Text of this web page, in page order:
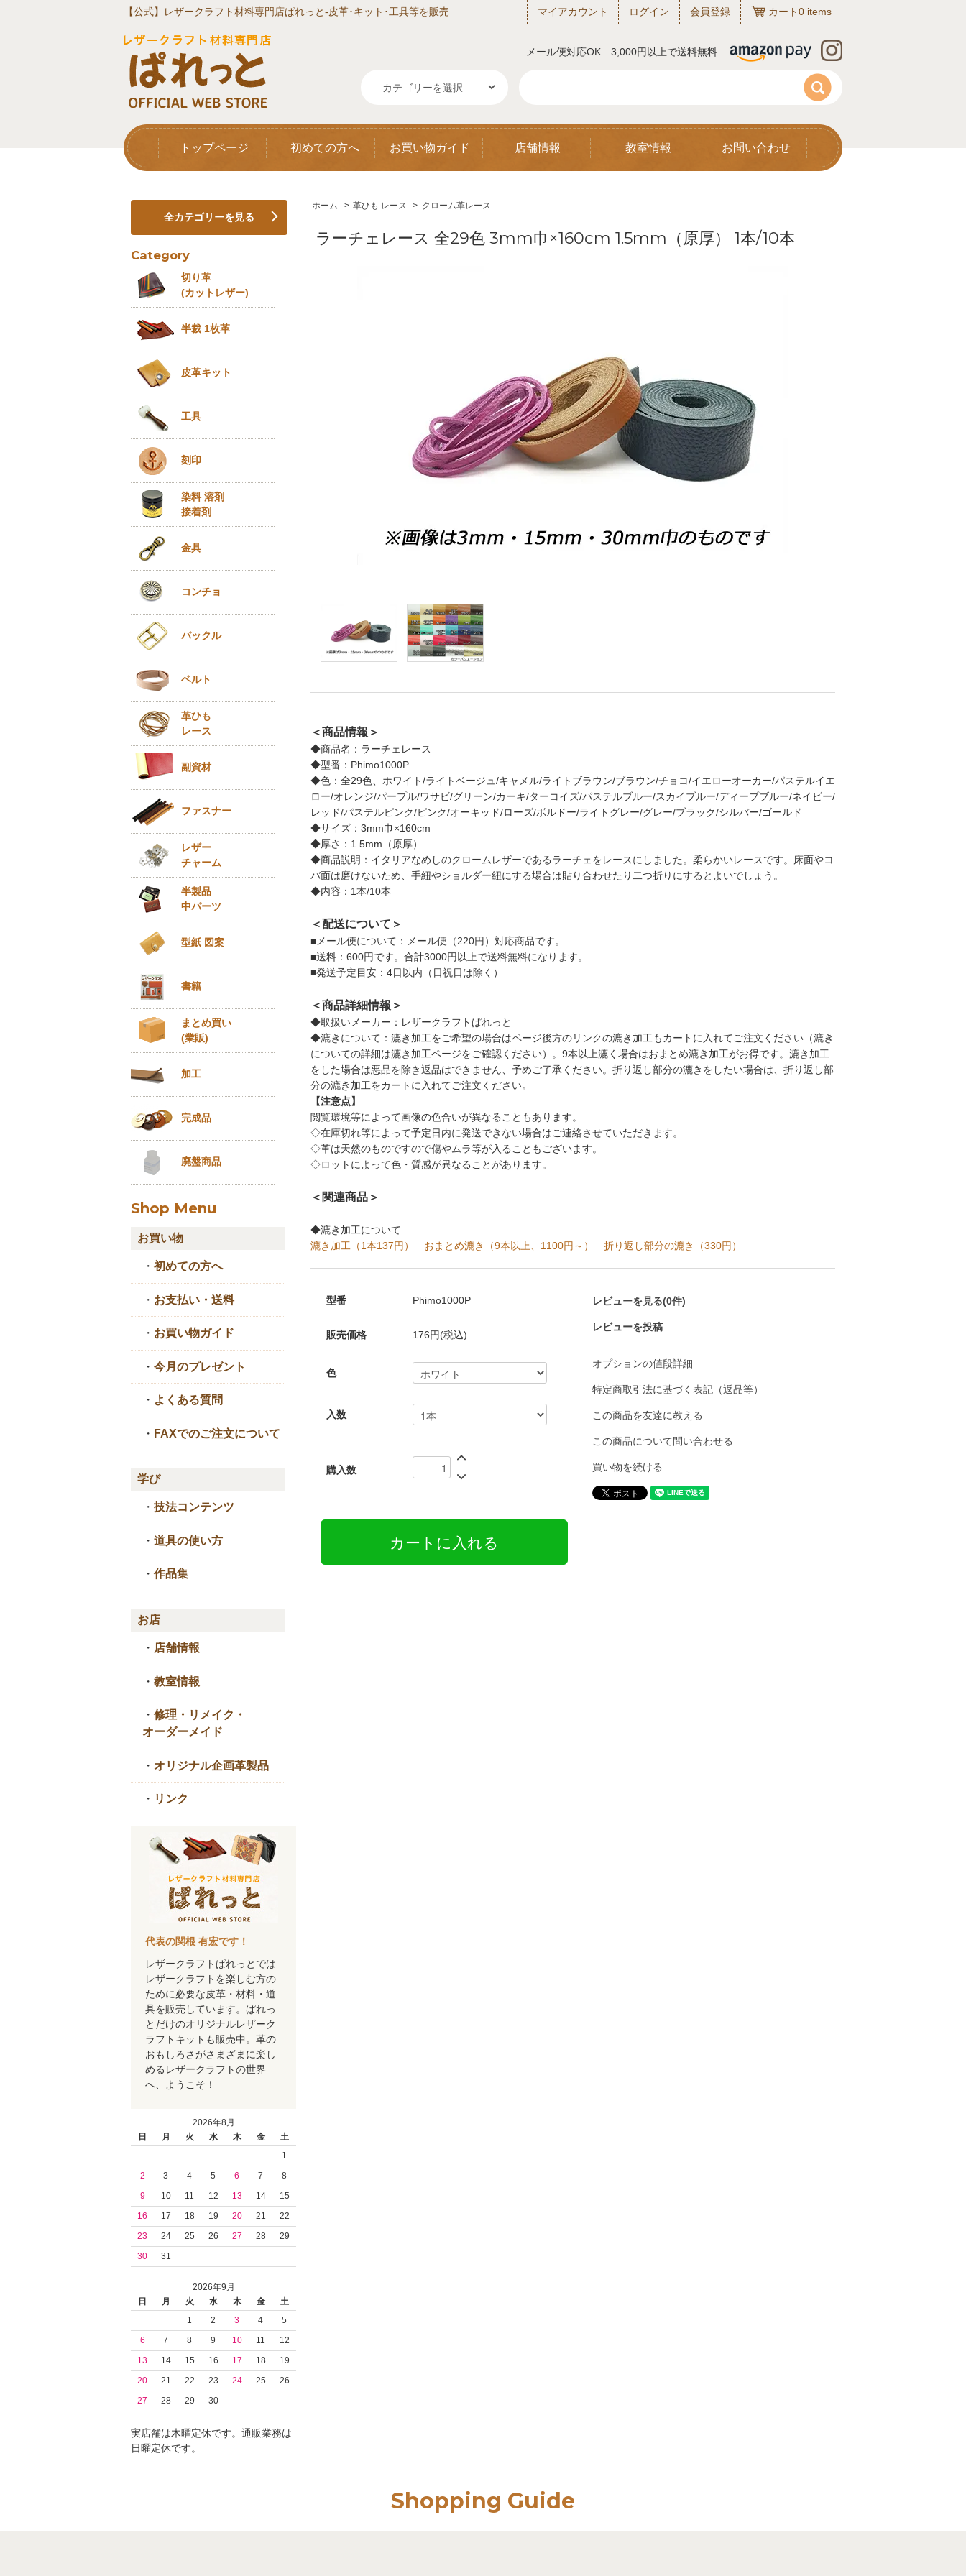
【公式】レザークラフト材料専門店ぱれっと‐皮革･キット･工具等を販売 マイアカウント ログイン 会員登録 カート0 items
メール便対応OK 3,000円以上で送料無料
トップページ 初めての方へ お買い物ガイド 店舗情報 教室情報 お問い合わせ
ホーム > 革ひも レース > クローム革レース
ラーチェレース 全29色 3mm巾×160cm 1.5mm（原厚） 1本/10本
＜商品情報＞
◆商品名：ラーチェレース
◆型番：Phimo1000P
◆色：全29色、ホワイト/ライトベージュ/キャメル/ライトブラウン/ブラウン/チョコ/イエローオーカー/パステルイエ
ロー/オレンジ/パープル/ワサビ/グリーン/カーキ/ターコイズ/パステルブルー/スカイブルー/ディープブルー/ネイビー/
レッド/パステルピンク/ピンク/オーキッド/ローズ/ボルドー/ライトグレー/グレー/ブラック/シルバー/ゴールド
◆サイズ：3mm巾×160cm
◆厚さ：1.5mm（原厚）
◆商品説明：イタリアなめしのクロームレザーであるラーチェをレースにしました。柔らかいレースです。床面やコ
バ面は磨けないため、手紐やショルダー紐にする場合は貼り合わせたり二つ折りにするとよいでしょう。
◆内容：1本/10本
＜配送について＞
■メール便について：メール便（220円）対応商品です。
■送料：600円です。合計3000円以上で送料無料になります。
■発送予定目安：4日以内（日祝日は除く）
＜商品詳細情報＞
◆取扱いメーカー：レザークラフトぱれっと
◆漉きについて：漉き加工をご希望の場合はページ後方のリンクの漉き加工もカートに入れてご注文ください（漉き
についての詳細は漉き加工ページをご確認ください）。9本以上漉く場合はおまとめ漉き加工がお得です。漉き加工
をした場合は悪品を除き返品はできません、予めご了承ください。折り返し部分の漉きをしたい場合は、折り返し部
分の漉き加工をカートに入れてご注文ください。
【注意点】
閲覧環境等によって画像の色合いが異なることもあります。
◇在庫切れ等によって予定日内に発送できない場合はご連絡させていただきます。
◇革は天然のものですので傷やムラ等が入ることもございます。
◇ロットによって色・質感が異なることがあります。
＜関連商品＞
◆漉き加工について
漉き加工（1本137円）
おまとめ漉き（9本以上、1100円～） 折り返し部分の漉き（330円）
型番 Phimo1000P
販売価格 176円(税込)
色
入数
購入数
レビューを見る(0件)
レビューを投稿
オプションの値段詳細
特定商取引法に基づく表記（返品等）
この商品を友達に教える
この商品について問い合わせる
買い物を続ける
全カテゴリーを見る
Category
切り革
(カットレザー)
半裁 1枚革
皮革キット
工具
刻印
染料 溶剤
接着剤
金具
コンチョ
バックル
ベルト
革ひも
レース
副資材
ファスナー
レザー
チャーム
半製品
中パーツ
型紙 図案
書籍
まとめ買い
(業販)
加工
完成品
廃盤商品
Shop Menu
お買い物
・ 初めての方へ
・ お支払い・送料
・ お買い物ガイド
・ 今月のプレゼント
・ よくある質問
・ FAXでのご注文について
学び
・ 技法コンテンツ
・ 道具の使い方
・ 作品集
お店
・ 店舗情報
・ 教室情報
・ 修理・リメイク・
オーダーメイド
・ オリジナル企画革製品
・ リンク
代表の関根 有宏です！
レザークラフトぱれっとでは
レザークラフトを楽しむ方の
ために必要な皮革・材料・道
具を販売しています。ぱれっ
とだけのオリジナルレザーク
ラフトキットも販売中。革の
おもしろさがさまざまに楽し
めるレザークラフトの世界
へ、ようこそ！
2026年8月
日
月 火 水 木 金
土
1
2
3 4 5 6 7
8
9
10 11 12 13 14
15
16
17 18 19 20 21
22
23
24 25 26 27 28
29
30
31
2026年9月
日
月 火 水 木 金
土
1
2 3 4
5
6
7 8 9 10 11
12
13
14 15 16 17 18
19
20
21 22 23 24 25
26
27
28 29 30
実店舗は木曜定休です。通販業務は
日曜定休です。
Shopping Guide